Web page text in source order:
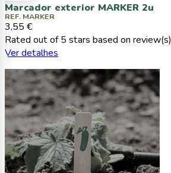
Marcador exterior MARKER 2u
REF. MARKER
3,55 €
Rated out of 5 stars based on review(s)
Ver detalhes